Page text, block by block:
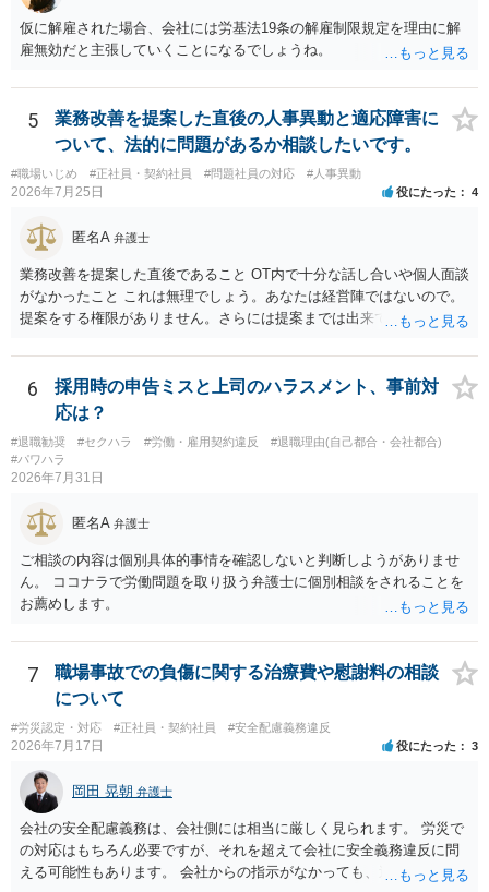
らない可能性があります。）。
仮に解雇された場合、会社には労基法19条の解雇制限規定を理由に解
雇無効だと主張していくことになるでしょうね。
5
業務改善を提案した直後の人事異動と適応障害に
ついて、法的に問題があるか相談したいです。
#職場いじめ #正社員・契約社員 #問題社員の対応 #人事異動
2026年7月25日 役にたった 4
匿名A 弁護士
業務改善を提案した直後であること OT内で十分な話し合いや個人面談
がなかったこと これは無理でしょう。あなたは経営陣ではないので。
提案をする権限がありません。さらには提案までは出来ても、会社が
況を報告する義務もありません。 権限がないことをして、相手が応じ
ないのは当然で、それで適応障害になっても、そもそも相手は適法で
すので、対応は難しいでしょう。
6
採用時の申告ミスと上司のハラスメント、事前対
応は？
#退職勧奨 #セクハラ #労働・雇用契約違反
#退職理由(自己都合・会社都合)
#パワハラ
2026年7月31日
匿名A 弁護士
ご相談の内容は個別具体的事情を確認しないと判断しようがありませ
ん。 ココナラで労働問題を取り扱う弁護士に個別相談をされることを
お薦めします。
7
職場事故での負傷に関する治療費や慰謝料の相談
について
#労災認定・対応 #正社員・契約社員 #安全配慮義務違反
2026年7月17日 役にたった 3
岡田 晃朝 弁護士
会社の安全配慮義務は、会社側には相当に厳しく見られます。 労災で
の対応はもちろん必要ですが、それを超えて会社に安全義務違反に問
える可能性もあります。 会社からの指示がなかっても、逆に危険な作